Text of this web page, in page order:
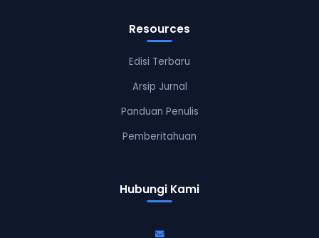
Resources
Edisi Terbaru
Arsip Jurnal
Panduan Penulis
Pemberitahuan
Hubungi Kami